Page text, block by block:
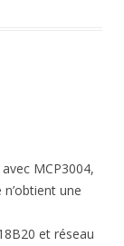
avec MCP3004,
n’obtient une
et réseau